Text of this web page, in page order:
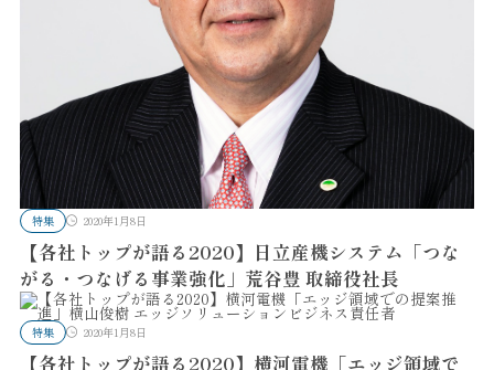
特集 2020年1月8日
【各社トップが語る2020】日立産機システム「つな
がる・つなげる事業強化」荒谷豊 取締役社長
特集 2020年1月8日
【各社トップが語る2020】横河電機「エッジ領域で